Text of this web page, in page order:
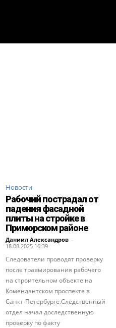
Новости
Рабочий пострадал от
падения фасадной
плиты на стройке в
Приморском районе
Даниил Александров -
18.08.2025 16:39
Следователи проводят проверку
после травмирования рабочего
на строительном объекте на
Комендантском проспекте в
Санкт-Петербурге.Следственный
отдел начал доследственную
проверку по факту